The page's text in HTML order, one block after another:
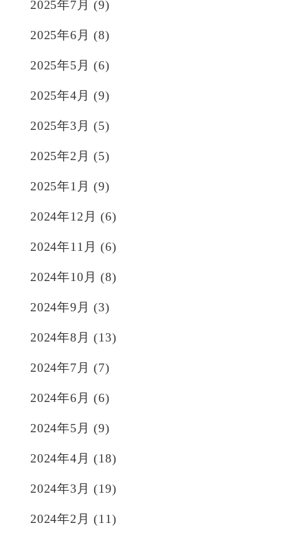
2025年7月 (9)
2025年6月 (8)
2025年5月 (6)
2025年4月 (9)
2025年3月 (5)
2025年2月 (5)
2025年1月 (9)
2024年12月 (6)
2024年11月 (6)
2024年10月 (8)
2024年9月 (3)
2024年8月 (13)
2024年7月 (7)
2024年6月 (6)
2024年5月 (9)
2024年4月 (18)
2024年3月 (19)
2024年2月 (11)